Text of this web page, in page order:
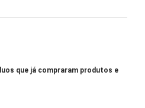
que já compraram produtos e